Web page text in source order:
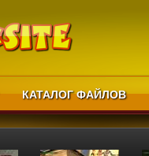
КАТАЛОГ ФАЙЛОВ